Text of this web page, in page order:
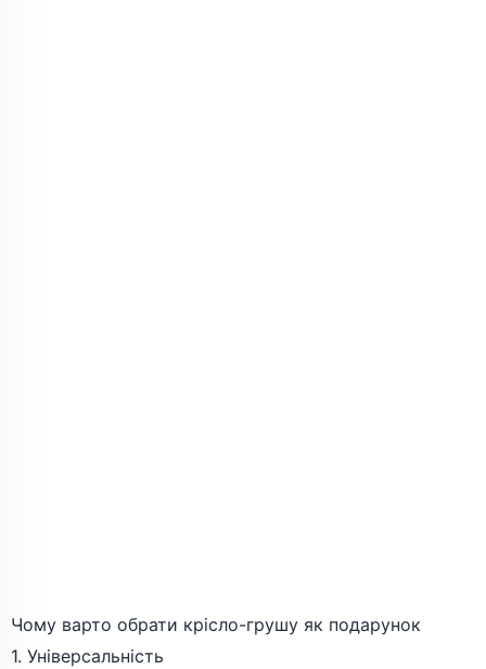
Чому варто обрати крісло-грушу як подарунок
1. Універсальність